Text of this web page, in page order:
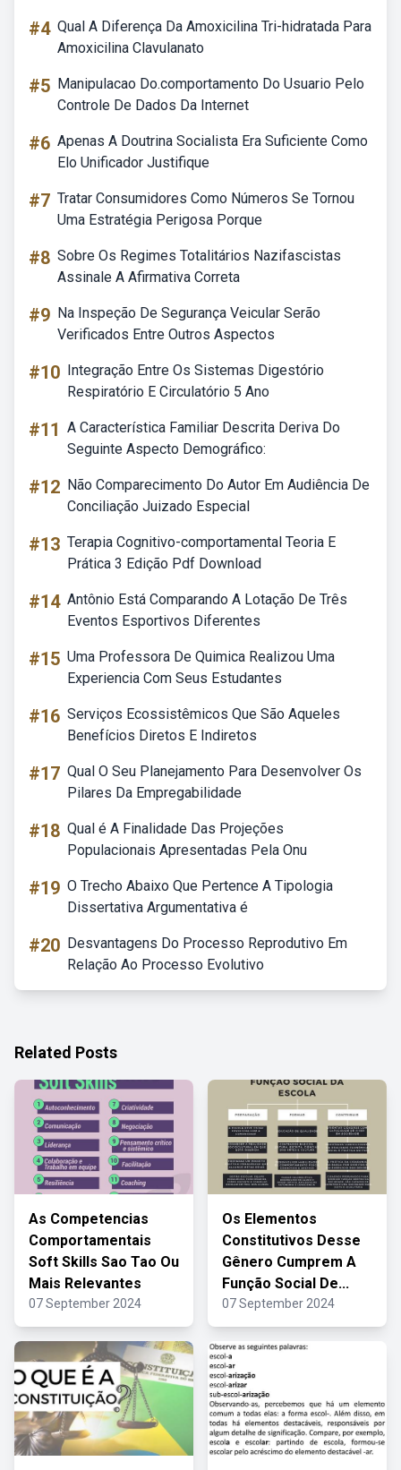
#4 Qual A Diferença Da Amoxicilina Tri-hidratada Para
Amoxicilina Clavulanato
#5 Manipulacao Do.comportamento Do Usuario Pelo
Controle De Dados Da Internet
#6 Apenas A Doutrina Socialista Era Suficiente Como
Elo Unificador Justifique
#7 Tratar Consumidores Como Números Se Tornou
Uma Estratégia Perigosa Porque
#8 Sobre Os Regimes Totalitários Nazifascistas
Assinale A Afirmativa Correta
#9 Na Inspeção De Segurança Veicular Serão
Verificados Entre Outros Aspectos
#10 Integração Entre Os Sistemas Digestório
Respiratório E Circulatório 5 Ano
#11 A Característica Familiar Descrita Deriva Do
Seguinte Aspecto Demográfico:
#12 Não Comparecimento Do Autor Em Audiência De
Conciliação Juizado Especial
#13 Terapia Cognitivo-comportamental Teoria E
Prática 3 Edição Pdf Download
#14 Antônio Está Comparando A Lotação De Três
Eventos Esportivos Diferentes
#15 Uma Professora De Quimica Realizou Uma
Experiencia Com Seus Estudantes
#16 Serviços Ecossistêmicos Que São Aqueles
Benefícios Diretos E Indiretos
#17 Qual O Seu Planejamento Para Desenvolver Os
Pilares Da Empregabilidade
#18 Qual é A Finalidade Das Projeções
Populacionais Apresentadas Pela Onu
#19 O Trecho Abaixo Que Pertence A Tipologia
Dissertativa Argumentativa é
#20 Desvantagens Do Processo Reprodutivo Em
Relação Ao Processo Evolutivo
Related Posts
As Competencias
Comportamentais
Soft Skills Sao Tao Ou
Mais Relevantes
07 September 2024
Os Elementos
Constitutivos Desse
Gênero Cumprem A
Função Social De...
07 September 2024